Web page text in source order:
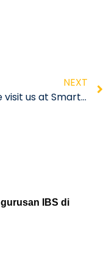
NEXT
Come visit us at Smart Nation Expo at MITEC, Kuala Lumpur
IBS di